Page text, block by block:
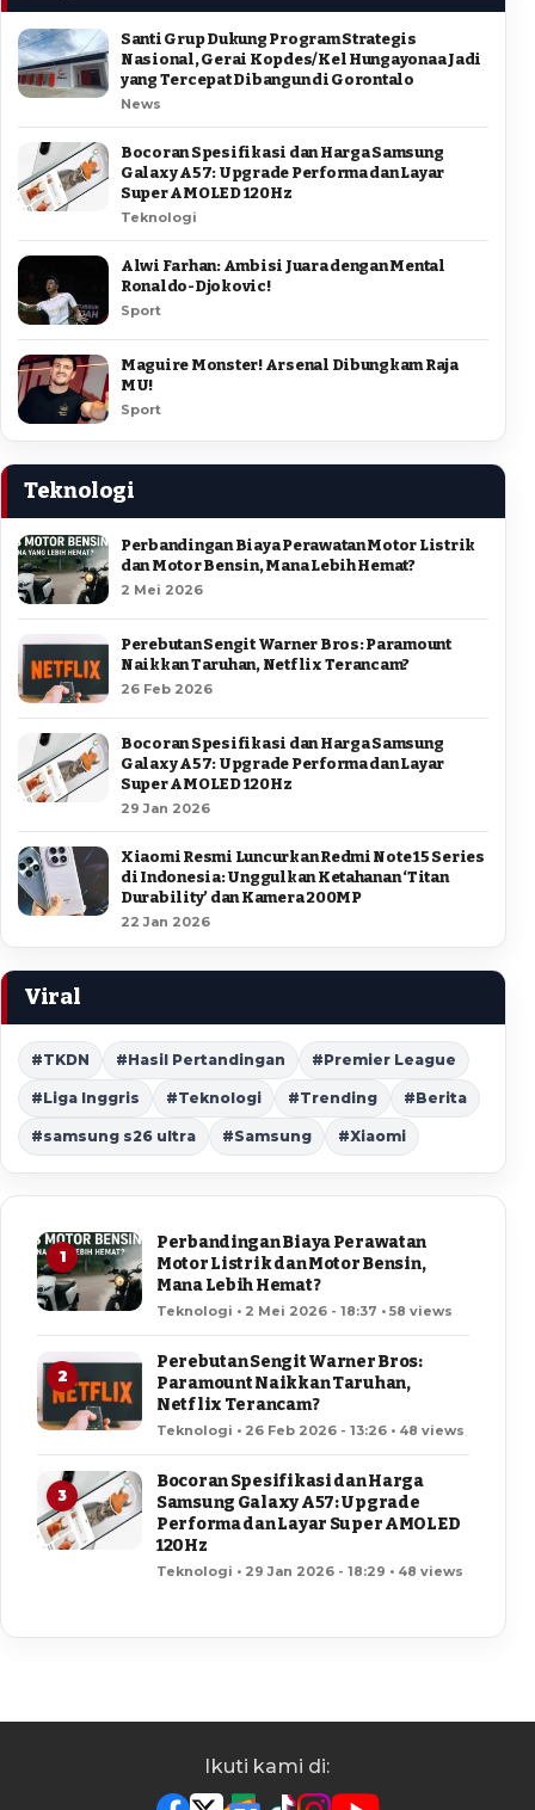
Santi Grup Dukung Program Strategis
Nasional, Gerai Kopdes/Kel Hungayonaa Jadi
yang Tercepat Dibangun di Gorontalo
News
Bocoran Spesifikasi dan Harga Samsung
Galaxy A57: Upgrade Performa dan Layar
Super AMOLED 120Hz
Teknologi
Alwi Farhan: Ambisi Juara dengan Mental
Ronaldo-Djokovic!
Sport
Maguire Monster! Arsenal Dibungkam Raja
MU!
Sport
Teknologi
Perbandingan Biaya Perawatan Motor Listrik
dan Motor Bensin, Mana Lebih Hemat?
2 Mei 2026
Perebutan Sengit Warner Bros: Paramount
Naikkan Taruhan, Netflix Terancam?
26 Feb 2026
Bocoran Spesifikasi dan Harga Samsung
Galaxy A57: Upgrade Performa dan Layar
Super AMOLED 120Hz
29 Jan 2026
Xiaomi Resmi Luncurkan Redmi Note 15 Series
di Indonesia: Unggulkan Ketahanan ‘Titan
Durability’ dan Kamera 200MP
22 Jan 2026
Viral
#TKDN #Hasil Pertandingan #Premier League
#Liga Inggris #Teknologi #Trending #Berita
#samsung s26 ultra #Samsung #Xiaomi
1
Perbandingan Biaya Perawatan
Motor Listrik dan Motor Bensin,
Mana Lebih Hemat?
Teknologi • 2 Mei 2026 - 18:37 • 58 views
2
Perebutan Sengit Warner Bros:
Paramount Naikkan Taruhan,
Netflix Terancam?
Teknologi • 26 Feb 2026 - 13:26 • 48 views
3
Bocoran Spesifikasi dan Harga
Samsung Galaxy A57: Upgrade
Performa dan Layar Super AMOLED
120Hz
Teknologi • 29 Jan 2026 - 18:29 • 48 views
Ikuti kami di: